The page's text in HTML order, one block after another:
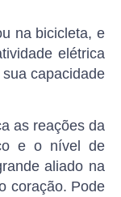
na bicicleta, e
elétrica
capacidade
as reações da
e o nível de
aliado na
coração. Pode